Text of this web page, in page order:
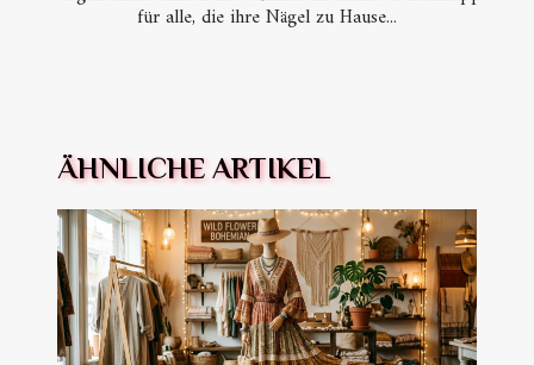
für alle, die ihre Nägel zu Hause...
ÄHNLICHE ARTIKEL